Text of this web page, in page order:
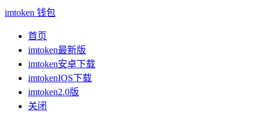
imtoken 钱包
首页
imtoken最新版
imtoken安卓下载
imtokenIOS下载
imtoken2.0版
关闭